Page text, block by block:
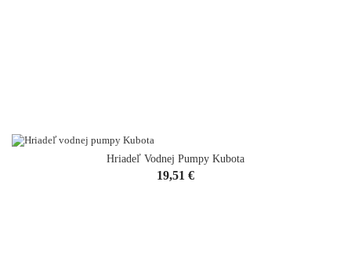
Hriadeľ Vodnej Pumpy Kubota
Cena
19,51 €